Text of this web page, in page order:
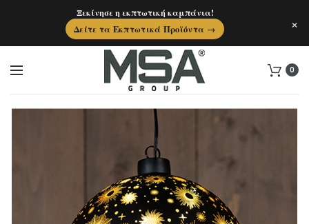
0
Ξεκίνησε η εκπτωτική καμπάνια!
Δείτε τα Εκπτωτικά Προϊόντα →
×